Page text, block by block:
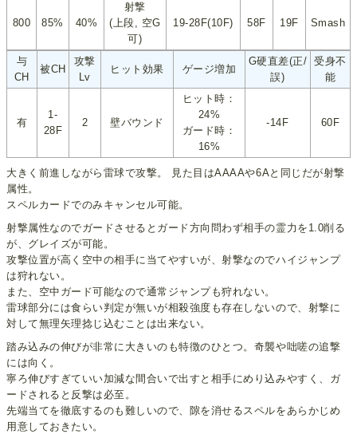
800 85% 40%
射撃
(上段, 空G
可)
19-28F(10F) 58F 19F Smash
与
CH
被CH
攻撃
Lv
ヒット効果 ゲージ増加
G硬直差(正/
誤)
受身不
能
有
1-
28F
2 壁バウンド
ヒット時：
24%
ガード時：
16%
-14F 60F
大きく前進しながら雷球で攻撃。 見た目はAAAAや6Aと同じだが射撃
属性。
スペルカードでのみキャンセル可能。
射撃属性なのでガードさせるとガード方向問わず相手の霊力を1.0削る
が、グレイズが可能。
攻撃位置が高く空中の相手に当てやすいが、射撃なのでハイジャンプ
は狩れない。
また、空中ガード可能なので通常ジャンプも狩れない。
雷球部分には食らい判定が無いが相殺強度も存在しないので、射撃に
対して無理矢理捻じ込むことは出来ない。
踏み込みの伸びが非常に大きいのも特徴のひとつ。奇襲や咄嗟の追撃
には向く。
寧ろ伸びすぎていい加減な間合いで出すと相手にめり込みやすく、ガ
ードされると反撃は必至。
先端当てを徹底するのも難しいので、隙を消せるスペルをあらかじめ
用意しておきたい。